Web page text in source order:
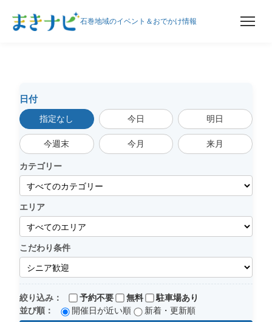
石巻地域のイベント＆おでかけ情報
日付
指定なし 今日 明日
今週末 今月 来月
カテゴリー
エリア
こだわり条件
絞り込み： 予約不要 無料
駐車場あり
並び順：
開催日が近い順 新着・更新順